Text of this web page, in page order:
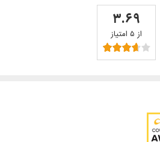
۳.۶۹
از ۵ امتیاز